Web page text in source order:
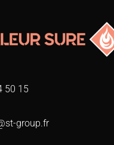
50 15
group.fr